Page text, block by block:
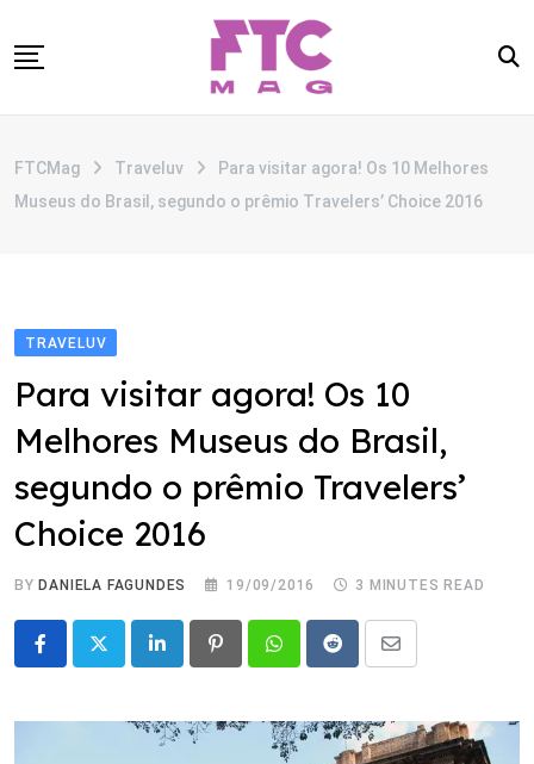
to
CATEGORIAS
FTCMag Traveluv
Para visitar agora! Os 10 Melhores
Museus do Brasil, segundo o prêmio Travelers’ Choice 2016
TRAVELUV
Para visitar agora! Os 10
Melhores Museus do Brasil,
segundo o prêmio Travelers’
Choice 2016
BY DANIELA FAGUNDES 19/09/2016 3 MINUTES READ
LinkedIn PinterestWhatsappRedditShare
Email